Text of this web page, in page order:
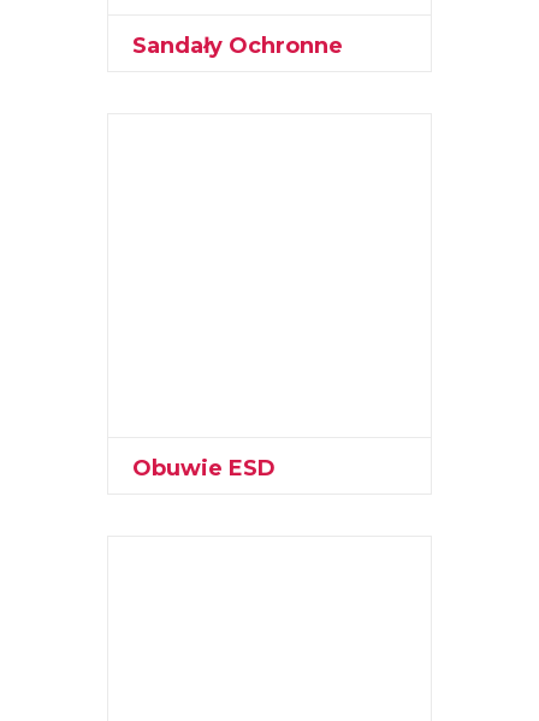
Sandały Ochronne
Obuwie ESD